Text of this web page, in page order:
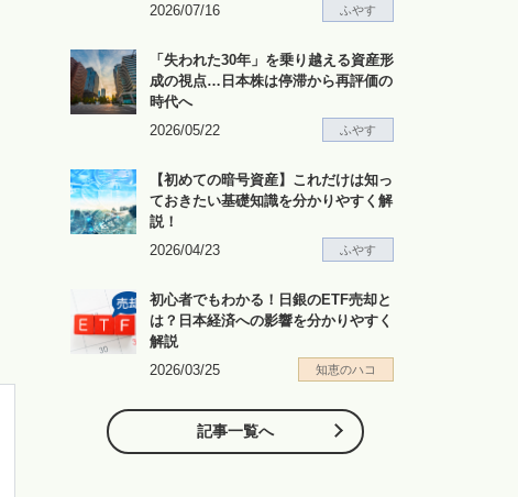
2026/07/16
ふやす
「失われた30年」を乗り越える資産形
成の視点…日本株は停滞から再評価の
時代へ
2026/05/22
ふやす
【初めての暗号資産】これだけは知っ
ておきたい基礎知識を分かりやすく解
説！
2026/04/23
ふやす
初心者でもわかる！日銀のETF売却と
は？日本経済への影響を分かりやすく
解説
2026/03/25
知恵のハコ
記事一覧へ